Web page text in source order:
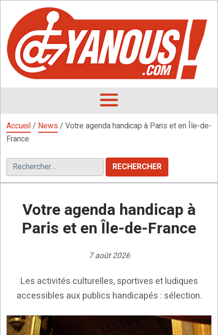
contenu
OUVRIR
MENU
Accueil/ News/ Votre agenda handicap à Paris et en Île-de-
France
Rechercher :
Votre agenda handicap à
Paris et en Île-de-France
7 août 2026
Les activités culturelles, sportives et ludiques
accessibles aux publics handicapés : sélection.